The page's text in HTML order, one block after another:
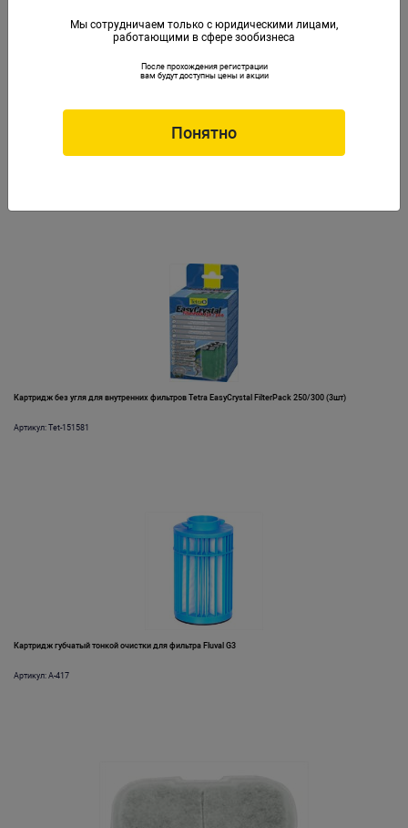
Картридж без угля для внутренних фильтров Tetra EasyCrystal FilterPack 250/300 (3шт)
Артикул: Tet-151581
Картридж губчатый тонкой очистки для фильтра Fluval G3
Артикул: A-417
Мы сотрудничаем только с юридическими лицами,
работающими в сфере зообизнеса
После прохождения регистрации
вам будут доступны цены и акции
Понятно